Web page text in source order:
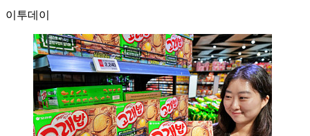
이투데이